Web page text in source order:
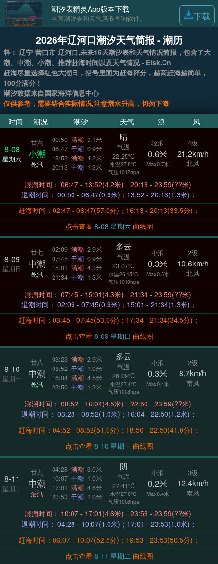
潮汐表精灵App版本下载
全国潮汐表和天气风浪查询软件。 下载
2026年辽河口潮汐天气简报 - 潮历
释： 辽宁-营口市-辽河口,未来15天潮汐表和天气情况简报，包含了大
潮、中潮、小潮、推荐赶海时间以及天气情况 - Eisk.Cn
赶海尽量选择红色大潮日，括号里面为赶海评分，越高赶海越简单，
100分满分！
潮汐数据来自国家海洋信息中心
仅供参考，需要结合实际情况,注意潮水升高，切勿下海
时间 潮况 潮汐 天气 浪 风
8-08
星期六
廿六
小潮
死汛
00:50 满潮 3.1米
06:47 干潮 0.9米
13:52 满潮 4.2米
20:13 干潮 1.3米
晴
气温
22.25°C
水温27.8°C
气压1012hpa
轻浪
0.6米
Max0.7米
4级
21.2km/h
北风
涨潮时间： 06:47 - 13:52(4.2米)；20:13 - 23:59(??米)
退潮时间： 00:50 - 06:47(0.9米)；13:52 - 20:13(1.3米)；
赶海时间：02:47 - 06:47(57.0分)；16:13 - 20:13(33.5分)；
点击查看
8-08 星期六 曲线图
8-09
星期日
廿七
中潮
死汛
02:09 满潮 2.9米
07:45 干潮 0.9米
15:01 满潮 4.3米
21:34 干潮 1.3米
多云
气温
23.07°C
水温26.45°C
气压1010hpa
小浪
0.3米
Max0.5米
2级
10.6km/h
北风
涨潮时间： 07:45 - 15:01(4.3米)；21:34 - 23:59(??米)
退潮时间： 02:09 - 07:45(0.9米)；15:01 - 21:34(1.3米)；
赶海时间：03:45 - 07:45(53.0分)；17:34 - 21:34(34.5分)；
点击查看
8-09 星期日 曲线图
8-10
星期一
廿八
中潮
死汛
03:23 满潮 2.9米
08:52 干潮 1.0米
16:04 满潮 4.5米
22:50 干潮 1.2米
多云
气温
26.09°C
水温27.4°C
气压1008hpa
小浪
0.3米
Max0.4米
2级
8.7km/h
南风
涨潮时间： 08:52 - 16:04(4.5米)；22:50 - 23:59(??米)
退潮时间： 03:23 - 08:52(1.0米)；16:04 - 22:50(1.2米)；
赶海时间：04:52 - 08:52(51.0分)；18:50 - 22:50(41.0分)；
点击查看
8-10 星期一 曲线图
8-11
星期二
廿九
中潮
活汛
04:28 满潮 3.0米
10:07 干潮 1.0米
17:01 满潮 4.6米
23:53 干潮 1.0米
阴
气温
27.41°C
水温27.6°C
气压1006hpa
小浪
0.2米
Max0.4米
3级
12.4km/h
南风
涨潮时间： 10:07 - 17:01(4.6米)；23:53 - 23:59(??米)
退潮时间： 04:28 - 10:07(1.0米)；17:01 - 23:53(1.0米)；
赶海时间：06:07 - 10:07(52.5分)；19:53 - 23:53(50.5分)；
点击查看
8-11 星期二 曲线图